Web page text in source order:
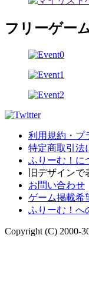
フリーゲー
利用規約・プ
特定商取引法
ふりーむ！に
旧デザインで
お問い合わせ
ゲーム掲載希
ふりーむ！へ
Copyright (C) 2000-